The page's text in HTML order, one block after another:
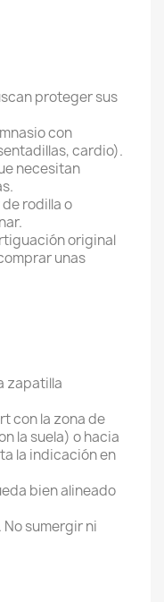
proteger sus
con
cardio).
necesitan
rodilla o
original
unas
zapatilla
con la zona de
la suela) o hacia
la indicación en
bien alineado
sumergir ni